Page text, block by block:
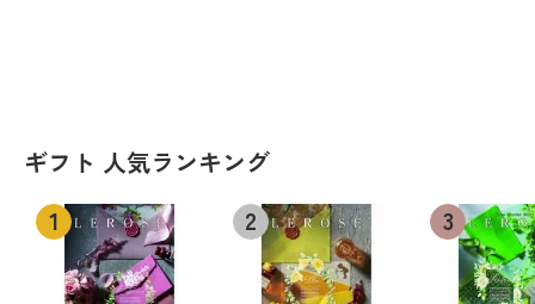
ギフト 人気ランキング